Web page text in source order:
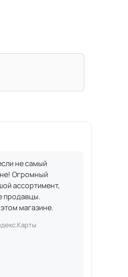
не самый
Огромный
ассортимент,
продавцы.
магазине.